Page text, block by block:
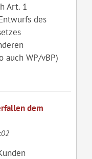
Art. 1
des
auch WP/vBP)
dem